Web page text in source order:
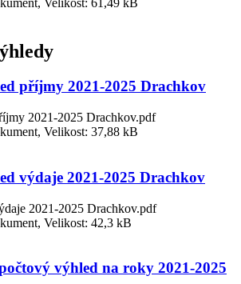
příjmy 2021-2025 Drachkov
2021-2025 Drachkov.pdf
Velikost: 37,88 kB
výdaje 2021-2025 Drachkov
2021-2025 Drachkov.pdf
Velikost: 42,3 kB
výhled na roky 2021-2025